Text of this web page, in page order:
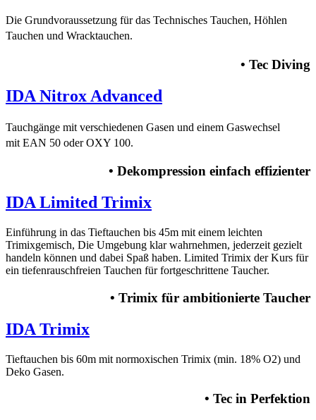
Die Grundvoraussetzung für das Technisches Tauchen, Höhlen
Tauchen und Wracktauchen.
• Tec Diving
IDA Nitrox Advanced
Tauchgänge mit verschiedenen Gasen und einem Gaswechsel
mit EAN 50 oder OXY 100.
• Dekompression einfach effizienter
IDA Limited Trimix
Einführung in das Tieftauchen bis 45m mit einem leichten
Trimixgemisch, Die Umgebung klar wahrnehmen, jederzeit gezielt
handeln können und dabei Spaß haben. Limited Trimix der Kurs für
ein tiefenrauschfreien Tauchen für fortgeschrittene Taucher.
• Trimix für ambitionierte Taucher
IDA Trimix
Tieftauchen bis 60m mit normoxischen Trimix (min. 18% O2) und
Deko Gasen.
• Tec in Perfektion